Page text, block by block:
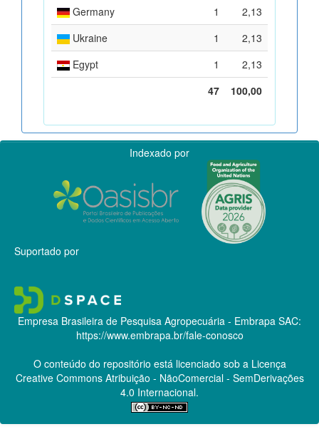
Germany 1
2,13
Ukraine
1
2,13
Egypt
1
2,13
47
100,00
Indexado por
Suportado por
Empresa Brasileira de Pesquisa Agropecuária - Embrapa SAC:
https://www.embrapa.br/fale-conosco
O conteúdo do repositório está licenciado sob a Licença
Creative CommonsAtribuição - NãoComercial - SemDerivações
4.0 Internacional.